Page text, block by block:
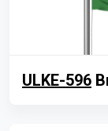
ULKE-596